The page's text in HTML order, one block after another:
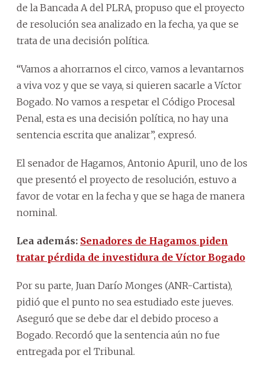
de la Bancada A del PLRA, propuso que el proyecto
de resolución sea analizado en la fecha, ya que se
trata de una decisión política.
“Vamos a ahorrarnos el circo, vamos a levantarnos
a viva voz y que se vaya, si quieren sacarle a Víctor
Bogado. No vamos a respetar el Código Procesal
Penal, esta es una decisión política, no hay una
sentencia escrita que analizar”, expresó.
El senador de Hagamos, Antonio Apuril, uno de los
que presentó el proyecto de resolución, estuvo a
favor de votar en la fecha y que se haga de manera
nominal.
Lea además: Senadores de Hagamos piden
tratar pérdida de investidura de Víctor Bogado
Por su parte, Juan Darío Monges (ANR-Cartista),
pidió que el punto no sea estudiado este jueves.
Aseguró que se debe dar el debido proceso a
Bogado. Recordó que la sentencia aún no fue
entregada por el Tribunal.